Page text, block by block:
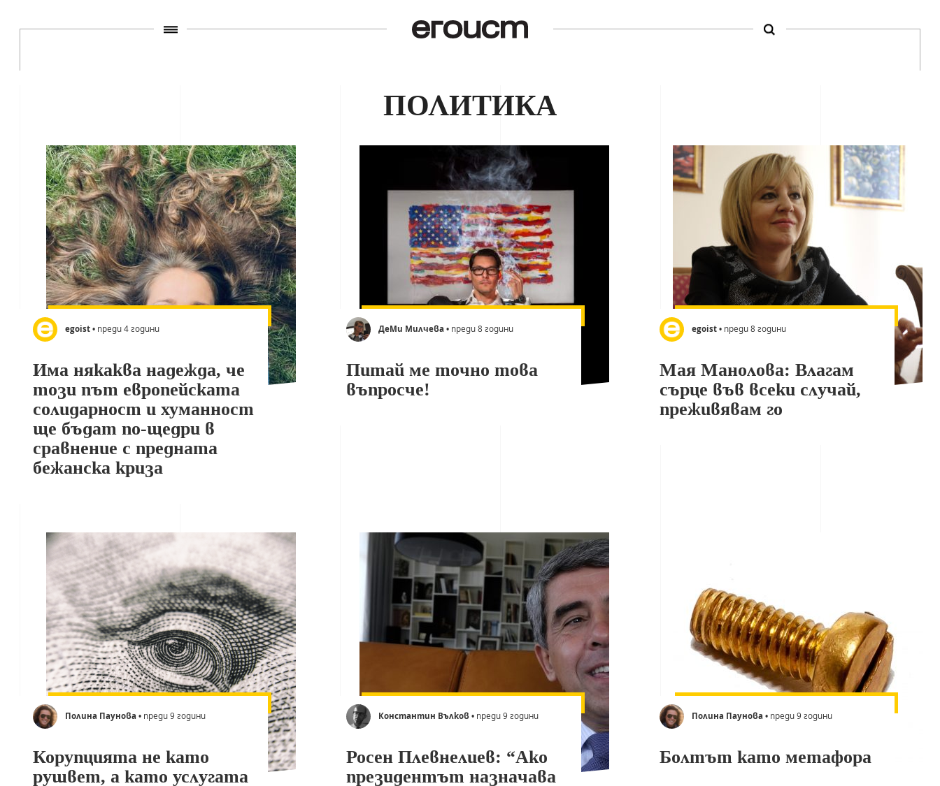
ПОЛИТИКА
egoist • преди 4 години
Има някаква надежда, че
този път европейската
солидарност и хуманност
ще бъдат по-щедри в
сравнение с предната
бежанска криза
ДеМи Милчева • преди 8 години
Питай ме точно това
въпросче!
egoist • преди 8 години
Мая Манолова: Влагам
сърце във всеки случай,
преживявам го
Полина Паунова • преди 9 години
Корупцията не като
рушвет, а като услугата
Константин Вълков • преди 9 години
Росен Плевнелиев: “Ако
президентът назначава
Полина Паунова • преди 9 години
Болтът като метафора